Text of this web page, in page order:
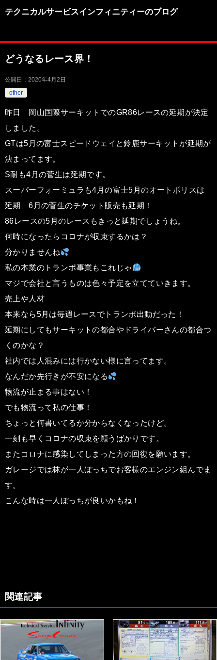
テクニカルサービスインフィニティーのブログ
どうなるレース界！
公開日： 2020年4月2日
other
昨日 岡山国際サーキットでのGR86レースの延期が決定
しました。
GTは5月の富士スピードウェイと鈴鹿サーキットが延期が
決まってます。
S耐も4月の菅生は延期です。
スーパーフォーミュラも4月の富士5月のオートポリスは
延期 6月の菅生のチケット販売も延期！
86レースの5月のレースもきっと延期でしょうね。
何時になったらコロナが収束するかは？
分かりませんね
私の本業のトランポ事業もこれじゃ
マジで会社と言うものは色々予定を立てていきます。
売上や人材
本来なら5月は毎週レースでトランポ出動だった！
延期にしてもサーキットの都合やドライバーさんの都合つ
くのかな？
社内では人混みには行かない様に言ってます。
なんだか先行きが不安になる
物流が止まる事はない！
でも物流って私の仕事！
ちょっと何書いてるか分からなくなったけど。
一刻も早くコロナの収束を願うばかりです。
またコロナに感染してしまった方の回復を願います。
ガレージでは林が一人ぼっちでお客様のエンジン組んでま
す。
こんな時は一人ぼっちが良いかもね！
関連記事